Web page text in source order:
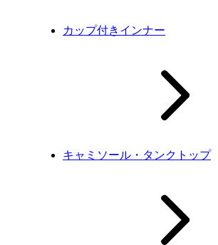
カップ付きインナー
キャミソール・タンクトップ